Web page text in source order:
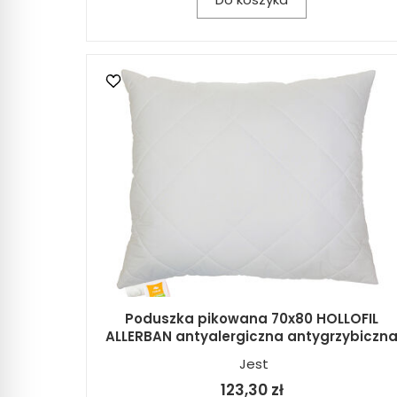
Poduszka pikowana 70x80 HOLLOFIL
ALLERBAN antyalergiczna antygrzybiczna
Jest
123,30 zł